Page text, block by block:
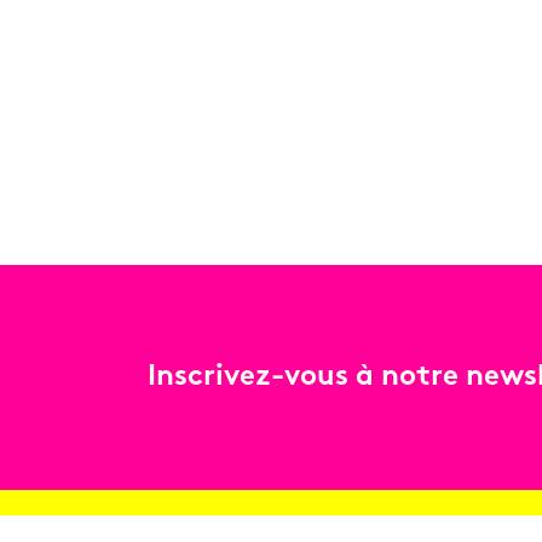
Inscrivez-vous à notre